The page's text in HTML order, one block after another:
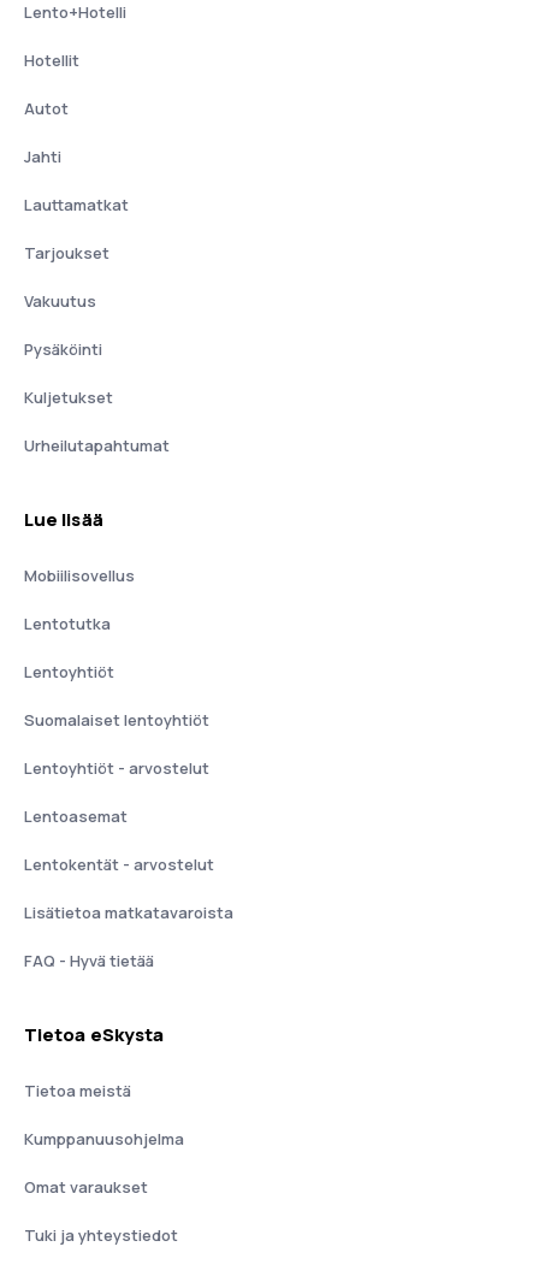
Lento+Hotelli
Hotellit
Autot
Jahti
Lauttamatkat
Tarjoukset
Vakuutus
Pysäköinti
Kuljetukset
Urheilutapahtumat
Lue lisää
Mobiilisovellus
Lentotutka
Lentoyhtiöt
Suomalaiset lentoyhtiöt
Lentoyhtiöt - arvostelut
Lentoasemat
Lentokentät - arvostelut
Lisätietoa matkatavaroista
FAQ - Hyvä tietää
Tietoa eSkysta
Tietoa meistä
Kumppanuusohjelma
Omat varaukset
Tuki ja yhteystiedot